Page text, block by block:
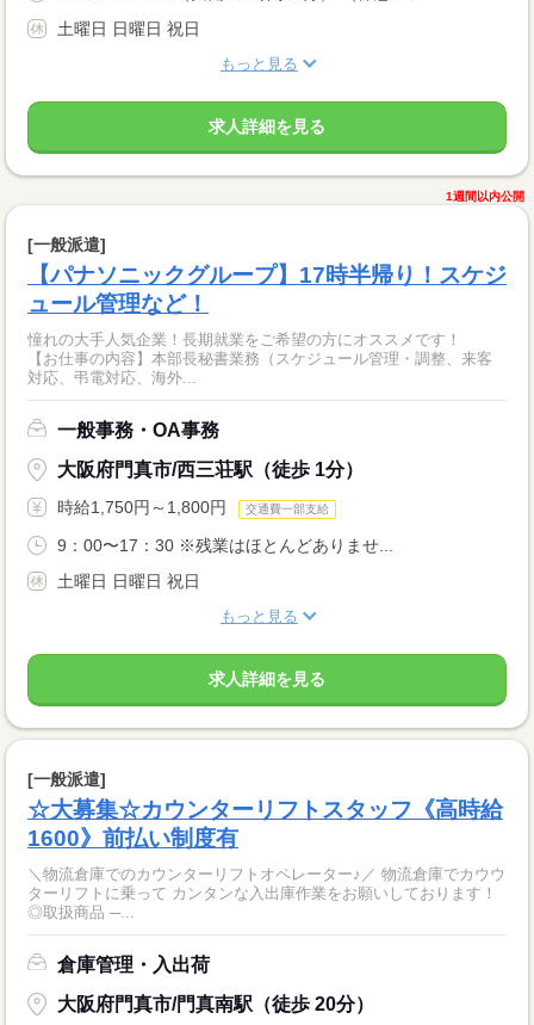
土曜日 日曜日 祝日
もっと見る
求人詳細を見る
1週間以内公開
[一般派遣]
【パナソニックグループ】17時半帰り！スケジ
ュール管理など！
憧れの大手人気企業！長期就業をご希望の方にオススメです！
【お仕事の内容】本部長秘書業務（スケジュール管理・調整、来客
対応、弔電対応、海外...
一般事務・OA事務
大阪府門真市/西三荘駅（徒歩 1分）
時給1,750円～1,800円 交通費一部支給
9：00〜17：30 ※残業はほとんどありませ...
土曜日 日曜日 祝日
もっと見る
求人詳細を見る
[一般派遣]
☆大募集☆カウンターリフトスタッフ《高時給
1600》前払い制度有
＼物流倉庫でのカウンターリフトオペレーター♪／ 物流倉庫でカウウ
ターリフトに乗って カンタンな入出庫作業をお願いしております！
◎取扱商品 ─...
倉庫管理・入出荷
大阪府門真市/門真南駅（徒歩 20分）